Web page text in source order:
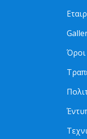
Όροι